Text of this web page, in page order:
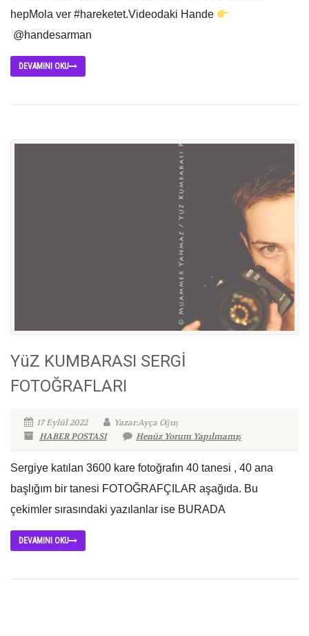
hepMola ver #hareketet.Videodaki Hande
@handesarman
DEVAMINI OKU
YüZ KUMBARASI SERGİ
FOTOĞRAFLARI
17 Eylül 2022
Yazar:Ayça Oğuş
HABER POSTASI
Henüz Yorum Yapılmamış
Sergiye katılan 3600 kare fotoğrafın 40 tanesi , 40 ana
başlığım bir tanesi FOTOĞRAFÇILAR aşağıda. Bu
çekimler sırasındaki yazılanlar ise BURADA
DEVAMINI OKU